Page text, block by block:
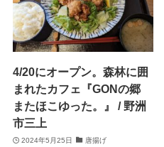
4/20にオープン。森林に囲
まれたカフェ『GONの郷
またほこゆった。』 / 野洲
市三上
2024年5月25日 唐揚げ